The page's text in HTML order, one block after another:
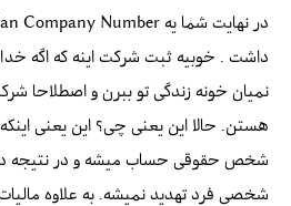
داشت . خوبیه ثبت شرکت اینه که اگه
هستن. حالا این یعنی چی؟ این یعنی
شخص حقوقی حساب میشه و در نتیجه
شخصی فرد تهدید نمیشه. به علاوه